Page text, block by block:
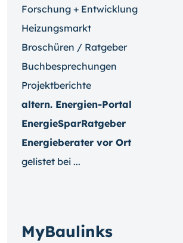
Forschung + Entwicklung
Heizungsmarkt
Broschüren / Ratgeber
Buchbesprechungen
Projektberichte
altern. Energien-Portal
EnergieSparRatgeber
Energieberater vor Ort
gelistet bei ...
MyBaulinks